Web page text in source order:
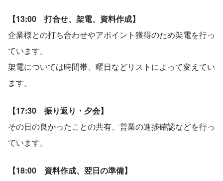
【13:00　打合せ、架電、資料作成】
企業様との打ち合わせやアポイント獲得のため架電を行っ
ています。
架電については時間帯、曜日などリストによって変えてい
ます。
【17:30　振り返り・夕会】
その日の良かったことの共有、営業の進捗確認などを行っ
ています。
【18:00　資料作成、翌日の準備】